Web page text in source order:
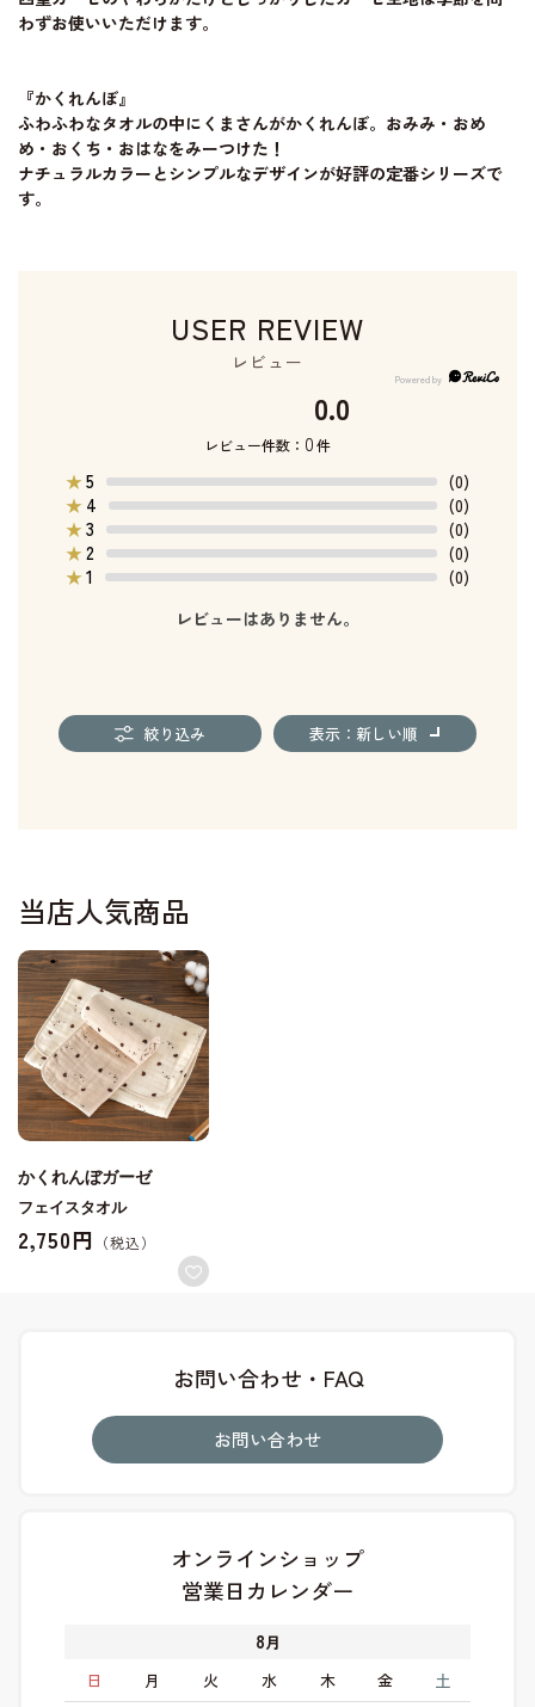
わずお使いいただけます。
『かくれんぼ』
ふわふわなタオルの中にくまさんがかくれんぼ。おみみ・おめ
め・おくち・おはなをみーつけた！
ナチュラルカラーとシンプルなデザインが好評の定番シリーズで
す。
USER REVIEW
レビュー
0.0
レビュー件数： 0件
★5
(0)
★ 4
(0)
★3
(0)
★2
(0)
★1
(0)
レビューはありません。
絞り込み 表示：新しい順
当店人気商品
かくれんぼガーゼ
フェイスタオル
2,750円
お問い合わせ・FAQ
お問い合わせ
オンラインショップ
営業日カレンダー
8月
日
月 火 水 木 金 土